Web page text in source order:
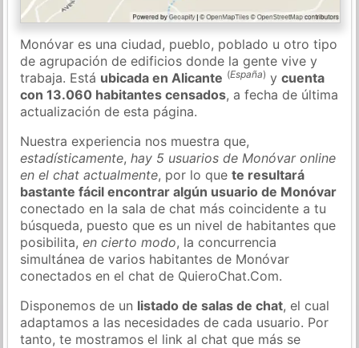
Monóvar es una ciudad, pueblo, poblado u otro tipo
de agrupación de edificios donde la gente vive y
trabaja. Está ubicada en Alicante (España) ycuenta
con 13.060 habitantes censados, a fecha de última
actualización de esta página.
Nuestra experiencia nos muestra que,
estadísticamente,hay 5 usuarios de Monóvar online
en el chat actualmente, por lo quete resultará
bastante fácil encontrar algún usuario de Monóvar
conectado en la sala de chat más coincidente a tu
búsqueda, puesto que es un nivel de habitantes que
posibilita,en cierto modo, la concurrencia
simultánea de varios habitantes de Monóvar
conectados en el chat de QuieroChat.Com.
Disponemos de un listado de salas de chat, el cual
adaptamos a las necesidades de cada usuario. Por
tanto, te mostramos el link al chat que más se